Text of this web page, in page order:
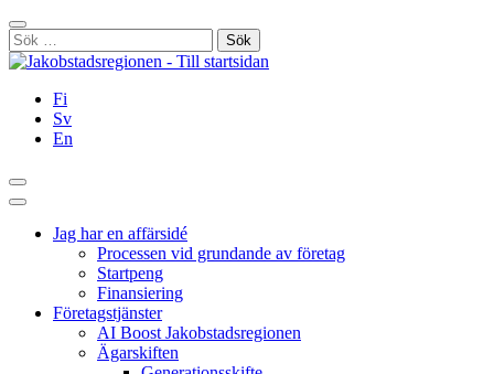
Hoppa
till
innehållet
Stäng
Sök
efter:
Fi
Sv
En
Sök
Huvudmeny
Jag har en affärsidé
Processen vid grundande av företag
Startpeng
Finansiering
Företagstjänster
AI Boost Jakobstadsregionen
Ägarskiften